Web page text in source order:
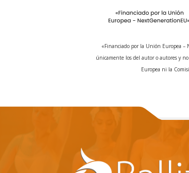
«Financiado por la Unión Europea –
únicamente los del autor o autores y
Europea ni la